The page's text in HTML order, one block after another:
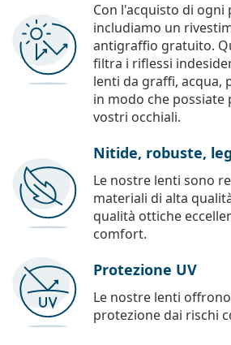
Con l'acquisto di ogni
includiamo un
antigraffio gratuito.
filtra i riflessi
lenti da graffi, acqua,
in modo che possiate
vostri occhiali.
Nitide, robuste,
Le nostre lenti sono
materiali di alta
qualità ottiche
comfort.
Protezione UV
Le nostre lenti
protezione dai rischi